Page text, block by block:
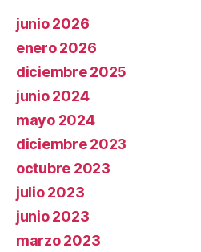
junio 2026
enero 2026
diciembre 2025
junio 2024
mayo 2024
diciembre 2023
octubre 2023
julio 2023
junio 2023
marzo 2023